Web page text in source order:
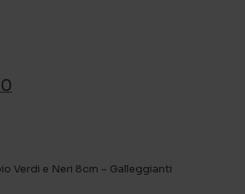
€ 0,20.
Verdi e Neri 8cm – Galleggianti